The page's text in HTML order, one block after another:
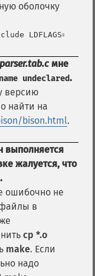
оболочку
мне
undeclared.
версию
найти на
bison.html.
выполняется
жалуется, что
ошибочно не
в
cp *.o
make. Если
надо